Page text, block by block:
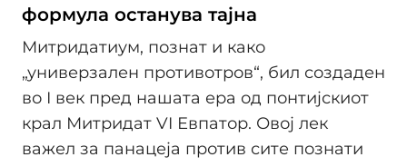
формула останува тајна
Митридатиум, познат и како
„универзален противотров“, бил создаден
во I век пред нашата ера од понтијскиот
крал Митридат VI Евпатор. Овој лек
важел за панацеја против сите познати